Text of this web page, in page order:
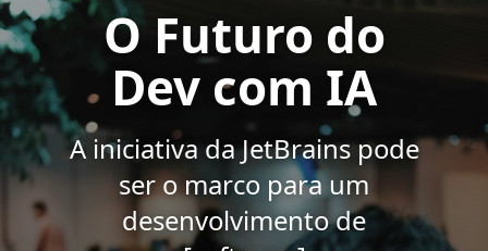
O Futuro do
Dev com IA
A iniciativa da JetBrains pode
ser o marco para um
desenvolvimento de